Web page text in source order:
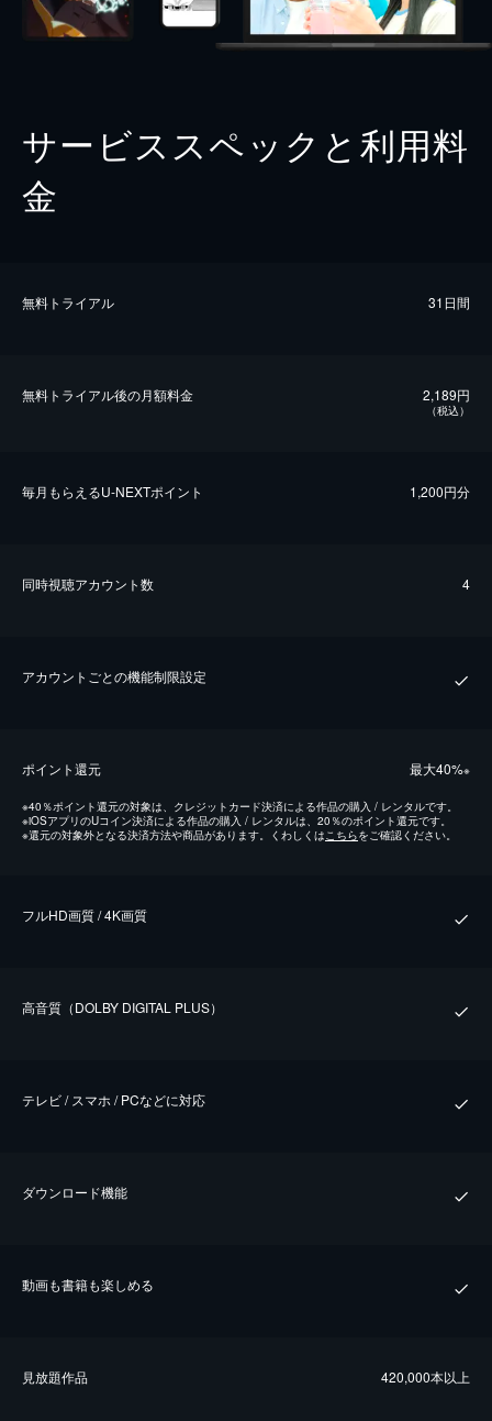
サービススペックと利用料
金
無料トライアル 31日間
無料トライアル後の⽉額料金 2,189円
（税込）
毎⽉もらえるU-NEXTポイント 1,200円分
同時視聴アカウント数 4
アカウントごとの機能制限設定
ポイント還元 最⼤40%※
※40％ポイント還元の対象は、クレジットカード決済による作品の購入 / レンタルです。
※iOSアプリのUコイン決済による作品の購入 / レンタルは、20％のポイント還元です。
※還元の対象外となる決済方法や商品があります。くわしくはこちらをご確認ください。
フルHD画質 / 4K画質
⾼⾳質（DOLBY DIGITAL PLUS）
テレビ / スマホ / PCなどに対応
ダウンロード機能
動画も書籍も楽しめる
⾒放題作品 420,000本以上